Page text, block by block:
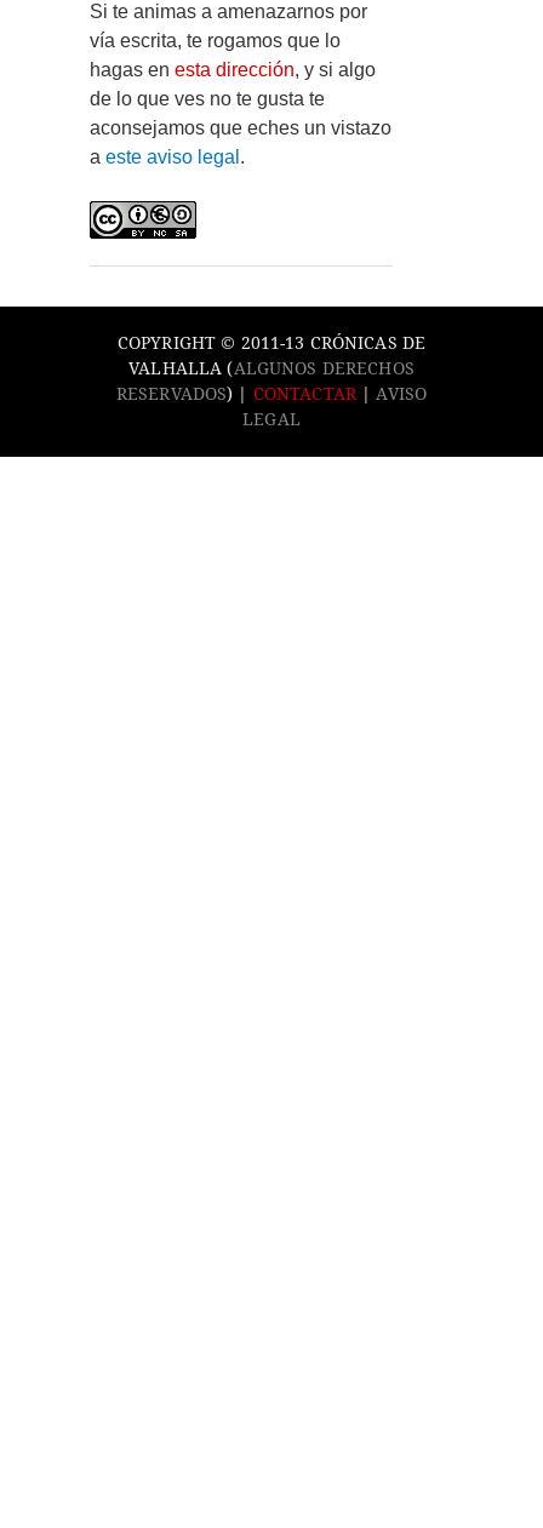
Si te animas a amenazarnos por
vía escrita, te rogamos que lo
hagas en esta dirección, y si algo
de lo que ves no te gusta te
aconsejamos que eches un vistazo
a este aviso legal .
COPYRIGHT © 2011-13 CRÓNICAS DE
VALHALLA (ALGUNOS DERECHOS
RESERVADOS) | CONTACTAR
AVISO
LEGAL